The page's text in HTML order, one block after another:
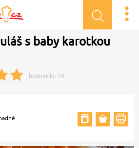
s baby karotkou
hodnotilo: 14